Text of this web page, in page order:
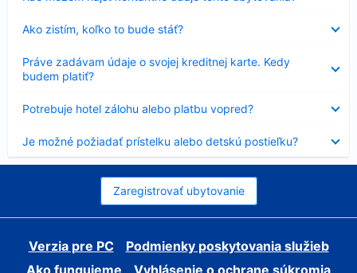
Ako zistím, koľko to bude stáť?
sa
Práve zadávam údaje o svojej kreditnej karte. Kedy
budem platiť?
sa
Potrebuje hotel zálohu alebo platbu vopred?
sa
Je možné požiadať prístelku alebo detskú postieľku?
sa
Zaregistrovať ubytovanie
Verzia pre PC
Podmienky poskytovania služieb
Ako fungujeme
Vyhlásenie o ochrane súkromia